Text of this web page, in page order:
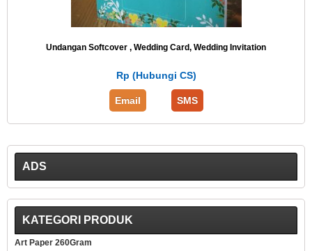
Undangan Softcover , Wedding Card, Wedding Invitation
Rp (Hubungi CS)
Email SMS
ADS
KATEGORI PRODUK
Art Paper 260Gram